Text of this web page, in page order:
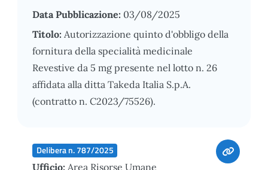
Data Pubblicazione: 03/08/2025
Titolo: Autorizzazione quinto d'obbligo della
fornitura della specialità medicinale
Revestive da 5 mg presente nel lotto n. 26
affidata alla ditta Takeda Italia S.p.A.
(contratto n. C2023/75526).
Delibera n. 787/2025
Ufficio: Area Risorse Umane